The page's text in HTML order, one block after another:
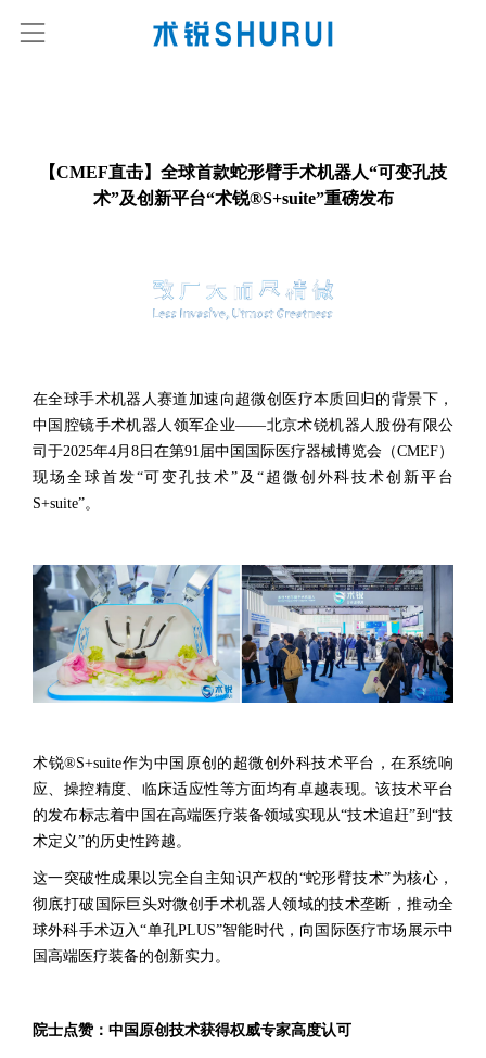
【CMEF直击】全球首款蛇形臂手术机器人“可变孔技
术”及创新平台“术锐®S+suite”重磅发布
在全球手术机器人赛道加速向超微创医疗本质回归的背景下，
中国腔镜手术机器人领军企业——北京术锐机器人股份有限公
司于2025年4月8日在第91届中国国际医疗器械博览会（CMEF）
现场全球首发“可变孔技术”及“超微创外科技术创新平台
S+suite”。
术锐®S+suite作为中国原创的超微创外科技术平台，在系统响
应、操控精度、临床适应性等方面均有卓越表现。该技术平台
的发布标志着中国在高端医疗装备领域实现从“技术追赶”到“技
术定义”的历史性跨越。
这一突破性成果以完全自主知识产权的“蛇形臂技术”为核心，
彻底打破国际巨头对微创手术机器人领域的技术垄断，推动全
球外科手术迈入“单孔PLUS”智能时代，向国际医疗市场展示中
国高端医疗装备的创新实力。
院士点赞：中国原创技术获得权威专家高度认可